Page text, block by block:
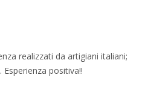
realizzati da artigiani italiani;
positiva!!